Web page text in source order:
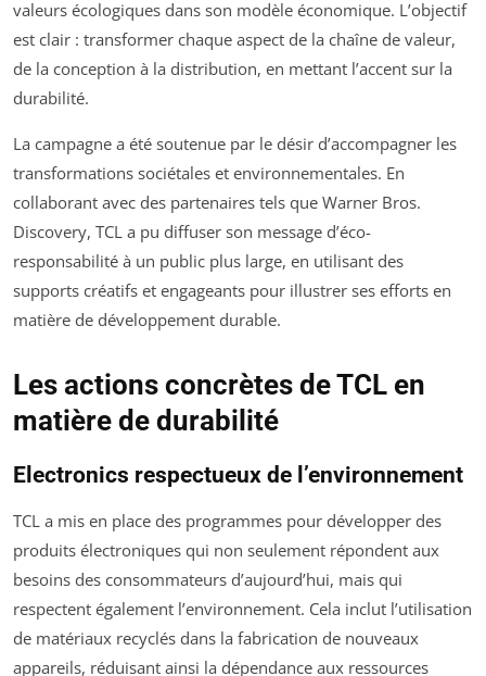
valeurs écologiques dans son modèle économique. L’objectif
est clair : transformer chaque aspect de la chaîne de valeur,
de la conception à la distribution, en mettant l’accent sur la
durabilité.
La campagne a été soutenue par le désir d’accompagner les
transformations sociétales et environnementales. En
collaborant avec des partenaires tels que Warner Bros.
Discovery, TCL a pu diffuser son message d’éco-
responsabilité à un public plus large, en utilisant des
supports créatifs et engageants pour illustrer ses efforts en
matière de développement durable.
Les actions concrètes de TCL en
matière de durabilité
Electronics respectueux de l’environnement
TCL a mis en place des programmes pour développer des
produits électroniques qui non seulement répondent aux
besoins des consommateurs d’aujourd’hui, mais qui
respectent également l’environnement. Cela inclut l’utilisation
de matériaux recyclés dans la fabrication de nouveaux
appareils, réduisant ainsi la dépendance aux ressources